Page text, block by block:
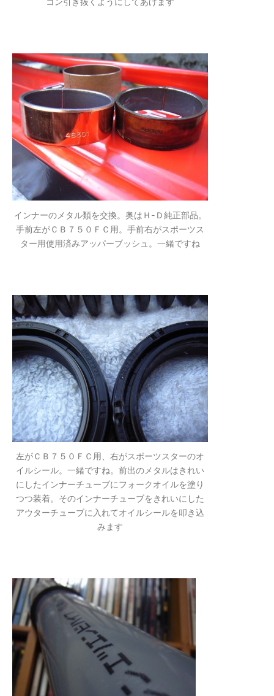
インナーのメタル類を交換。奥はＨ-Ｄ純正部品。
手前左がＣＢ７５０ＦＣ用。手前右がスポーツス
ター用使用済みアッパーブッシュ。一緒ですね
左がＣＢ７５０ＦＣ用、右がスポーツスターのオ
イルシール。一緒ですね。前出のメタルはきれい
にしたインナーチューブにフォークオイルを塗り
つつ装着。そのインナーチューブをきれいにした
アウターチューブに入れてオイルシールを叩き込
みます